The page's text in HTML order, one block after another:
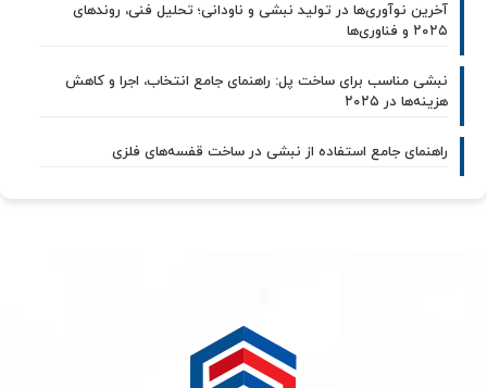
آخرین نوآوری‌ها در تولید نبشی و ناودانی؛ تحلیل فنی، روندهای
۲۰۲۵ و فناوری‌ها
نبشی مناسب برای ساخت پل: راهنمای جامع انتخاب، اجرا و کاهش
هزینه‌ها در ۲۰۲۵
راهنمای جامع استفاده از نبشی در ساخت قفسه‌های فلزی